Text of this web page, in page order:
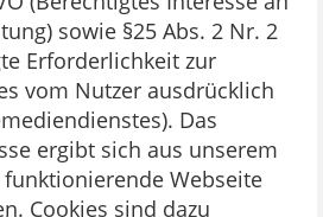
sowie §25 Abs. 2 Nr. 2
Erforderlichkeit zur
vom Nutzer ausdrücklich
Das
ergibt sich aus unserem
Webseite
Cookies sind dazu